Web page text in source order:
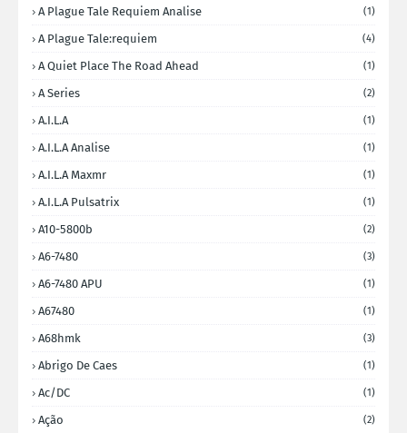
A Plague Tale Requiem Analise (1)
A Plague Tale:requiem (4)
A Quiet Place The Road Ahead (1)
A Series (2)
A.I.L.A (1)
A.I.L.A Analise (1)
A.I.L.A Maxmr (1)
A.I.L.A Pulsatrix (1)
A10-5800b (2)
A6-7480 (3)
A6-7480 APU (1)
A67480 (1)
A68hmk (3)
Abrigo De Caes (1)
Ac/DC (1)
Ação (2)